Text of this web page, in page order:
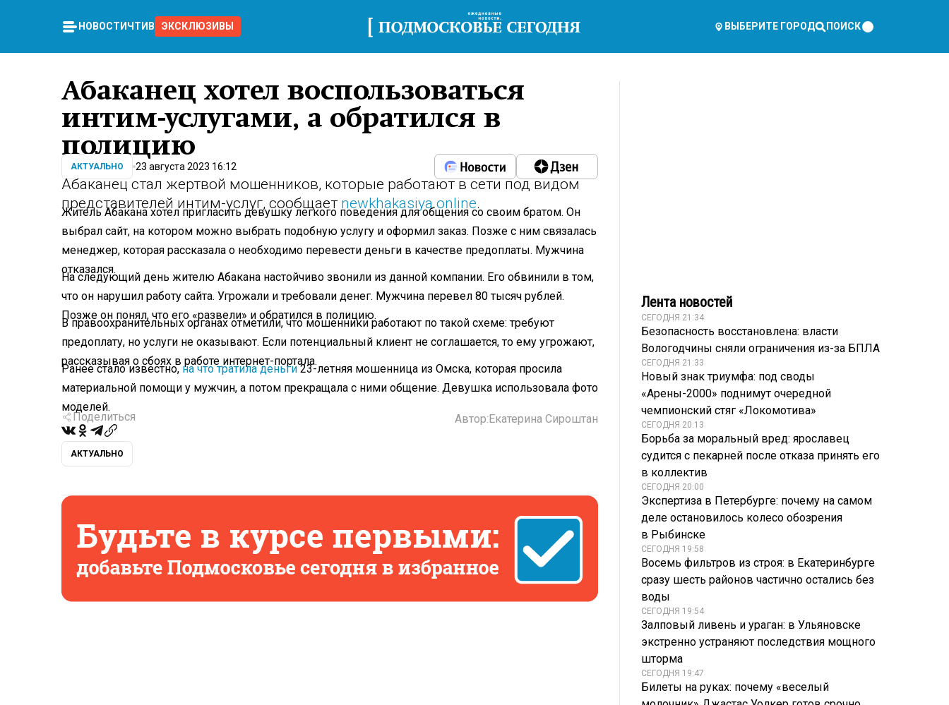
НОВОСТИ ЧТИВО ЭКСКЛЮЗИВЫ ВЫБЕРИТЕ ГОРОД ПОИСК
Абаканец хотел воспользоваться
интим-услугами, а обратился в
полицию
АКТУАЛЬНО 23 августа 2023 16:12
Абаканец стал жертвой мошенников, которые работают в сети под видом
представителей интим-услуг, сообщает newkhakasiya.online.
Житель Абакана хотел пригласить девушку легкого поведения для общения со своим братом. Он
выбрал сайт, на котором можно выбрать подобную услугу и оформил заказ. Позже с ним связалась
менеджер, которая рассказала о необходимо перевести деньги в качестве предоплаты. Мужчина
отказался.
На следующий день жителю Абакана настойчиво звонили из данной компании. Его обвинили в том,
что он нарушил работу сайта. Угрожали и требовали денег. Мужчина перевел 80 тысяч рублей.
Позже он понял, что его «развели» и обратился в полицию.
В правоохранительных органах отметили, что мошенники работают по такой схеме: требуют
предоплату, но услуги не оказывают. Если потенциальный клиент не соглашается, то ему угрожают,
рассказывая о сбоях в работе интернет-портала.
Ранее стало известно,на что тратила деньги23-летняя мошенница из Омска, которая просила
материальной помощи у мужчин, а потом прекращала с ними общение. Девушка использовала фото
моделей.
Поделиться Автор:Екатерина Сироштан
АКТУАЛЬНО
Лента новостей
СЕГОДНЯ 21:34
Безопасность восстановлена: власти
Вологодчины сняли ограничения из-за БПЛА
СЕГОДНЯ 21:33
Новый знак триумфа: под своды
«Арены-2000» поднимут очередной
чемпионский стяг «Локомотива»
СЕГОДНЯ 20:13
Борьба за моральный вред: ярославец
судится с пекарней после отказа принять его
в коллектив
СЕГОДНЯ 20:00
Экспертиза в Петербурге: почему на самом
деле остановилось колесо обозрения
в Рыбинске
СЕГОДНЯ 19:58
Восемь фильтров из строя: в Екатеринбурге
сразу шесть районов частично остались без
воды
СЕГОДНЯ 19:54
Залповый ливень и ураган: в Ульяновске
экстренно устраняют последствия мощного
шторма
СЕГОДНЯ 19:47
Билеты на руках: почему «веселый